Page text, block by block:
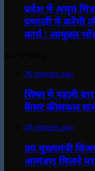
प्रदेश में अमृत
प्रणाली में करेंगी
कार्य : आयुक्त
26 minutes ago
सिम्स में पहली
कैंसर की सफल
49 minutes ago
उप मुख्यमंत्री
आमंत्रण मिलने पर